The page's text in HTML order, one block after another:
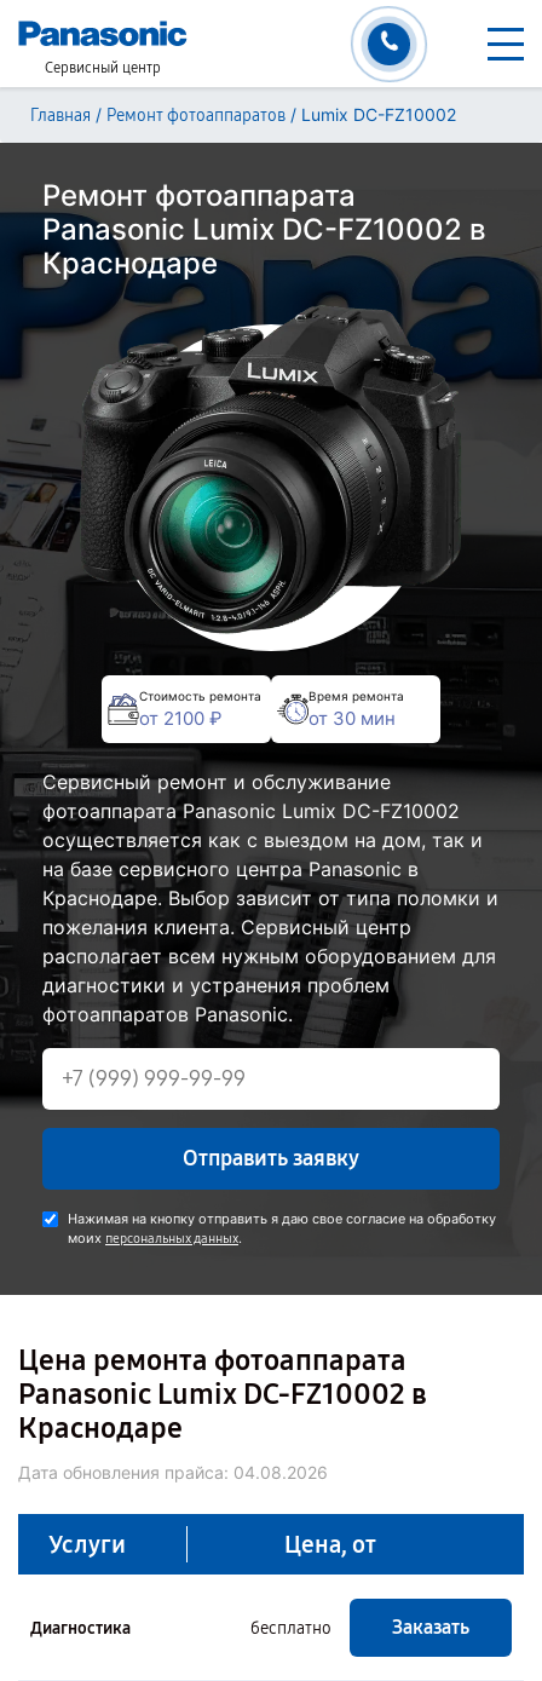
Сервисный центр
Главная / Ремонт фотоаппаратов / Lumix DC-FZ10002
Ремонт фотоаппарата
Panasonic Lumix DC-FZ10002 в
Краснодаре
Стоимость ремонта
от 2100 ₽
Время ремонта
от 30 мин
Сервисный ремонт и обслуживание
фотоаппарата Panasonic Lumix DC-FZ10002
осуществляется как с выездом на дом, так и
на базе сервисного центра Panasonic в
Краснодаре. Выбор зависит от типа поломки и
пожелания клиента. Сервисный центр
располагает всем нужным оборудованием для
диагностики и устранения проблем
фотоаппаратов Panasonic.
Отправить заявку
Нажимая на кнопку отправить я даю свое согласие на обработку
моих персональных данных.
Цена ремонта фотоаппарата
Panasonic Lumix DC-FZ10002 в
Краснодаре
Дата обновления прайса: 04.08.2026
Услуги Цена, от
Диагностика бесплатно Заказать